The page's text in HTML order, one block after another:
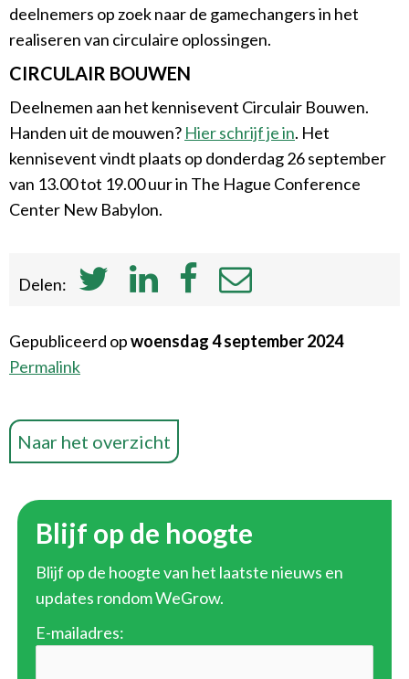
deelnemers op zoek naar de gamechangers in het
realiseren van circulaire oplossingen.
CIRCULAIR BOUWEN
Deelnemen aan het kennisevent Circulair Bouwen.
Handen uit de mouwen? Hier schrijf je in. Het
kennisevent vindt plaats op donderdag 26 september
van 13.00 tot 19.00 uur in The Hague Conference
Center New Babylon.
Delen:
Gepubliceerd opwoensdag 4 september 2024
Permalink
Naar het overzicht
Blijf op de hoogte
Blijf op de hoogte van het laatste nieuws en
updates rondom WeGrow.
E-mailadres: